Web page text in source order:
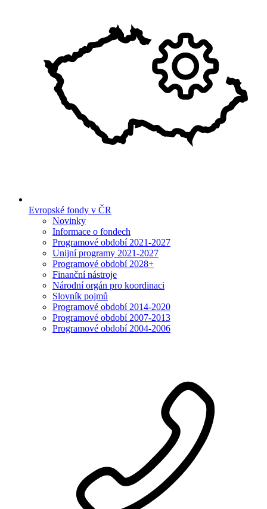
Evropské fondy v ČR
Novinky
Informace o fondech
Programové období 2021-2027
Unijní programy 2021-2027
Programové období 2028+
Finanční nástroje
Národní orgán pro koordinaci
Slovník pojmů
Programové období 2014-2020
Programové období 2007-2013
Programové období 2004-2006